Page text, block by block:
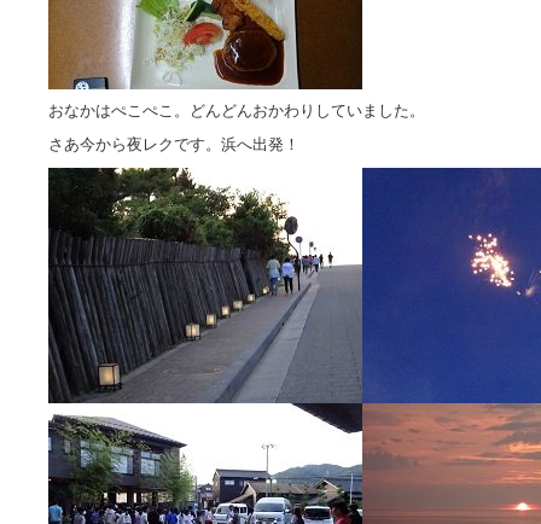
おなかはぺこぺこ。どんどんおかわりしていました。
さあ今から夜レクです。浜へ出発！